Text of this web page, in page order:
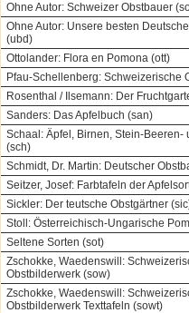
Ohne Autor: Schweizer Obstbauer
Ohne Autor: Unsere besten
(ubd)
Ottolander: Flora en Pomona (ott)
Pfau-Schellenberg: Schweizerische
Rosenthal / Ilsemann: Der
Sanders: Das Apfelbuch (san)
Schaal: Äpfel, Birnen, Stein-Beeren-
(sch)
Schmidt, Dr. Martin: Deutscher
Seitzer, Josef: Farbtafeln der
Sickler: Der teutsche Obstgärtner
Stoll: Österreichisch-Ungarische
Seltene Sorten (sot)
Zschokke, Waedenswill:
Obstbilderwerk (sow)
Zschokke, Waedenswill:
Obstbilderwerk Texttafeln (sowt)